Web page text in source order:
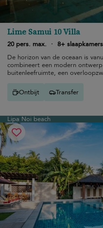
Lime Samui 10 Villa
20 pers. max.
· 8+ slaapkamers
De horizon van de oceaan is
combineert een modern
buitenleefruimte, een
Ontbijt
Transfer
Lipa Noi beach